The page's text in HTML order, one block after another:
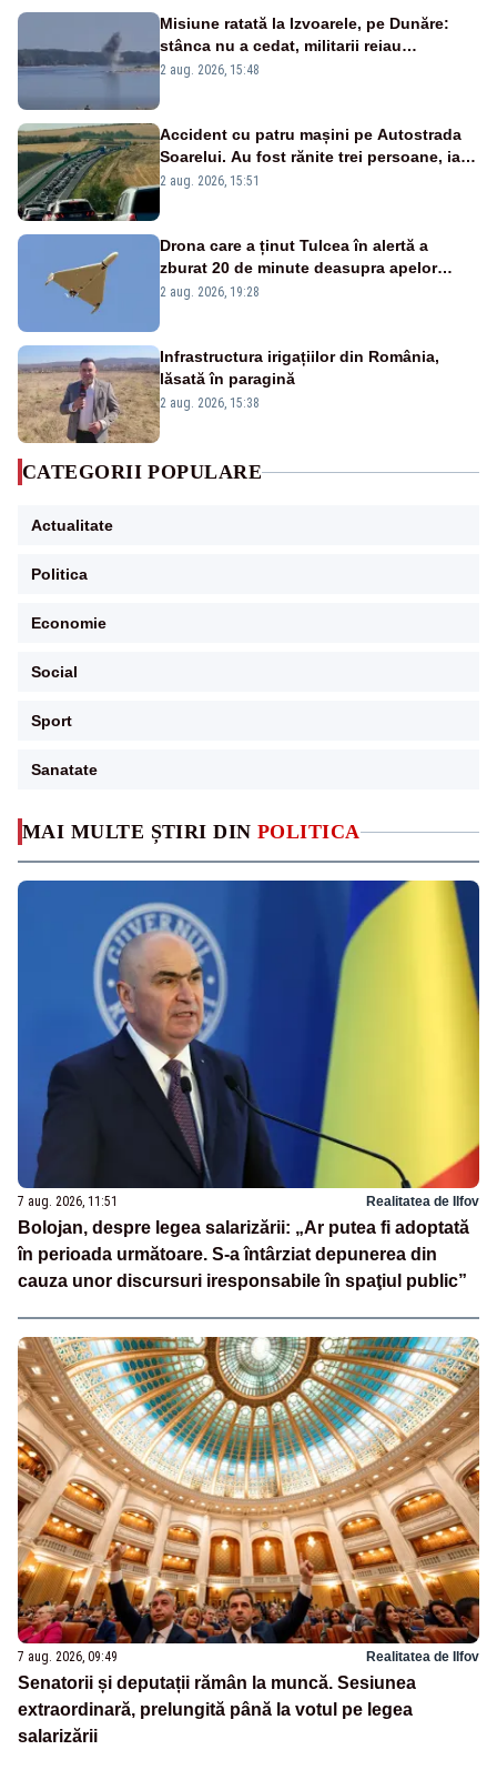
MAI MULTE ȘTIRI DIN POLITICA
7 aug. 2026, 11:51 Realitatea de Ilfov
Bolojan, despre legea salarizării: „Ar putea fi adoptată
în perioada următoare. S-a întârziat depunerea din
cauza unor discursuri iresponsabile în spaţiul public”
7 aug. 2026, 09:49 Realitatea de Ilfov
Senatorii și deputații rămân la muncă. Sesiunea
extraordinară, prelungită până la votul pe legea
salarizării
Misiune ratată la Izvoarele, pe Dunăre:
stânca nu a cedat, militarii reiau
detonările luni – VIDEO
2 aug. 2026, 15:48
Accident cu patru mașini pe Autostrada
Soarelui. Au fost rănite trei persoane, iar
traficul se desfășoară cu dificultate
2 aug. 2026, 15:51
Drona care a ținut Tulcea în alertă a
zburat 20 de minute deasupra apelor
României. Au fost ridicate două F-16
2 aug. 2026, 19:28
Infrastructura irigațiilor din România,
lăsată în paragină
2 aug. 2026, 15:38
CATEGORII POPULARE
Actualitate
Politica
Economie
Social
Sport
Sanatate